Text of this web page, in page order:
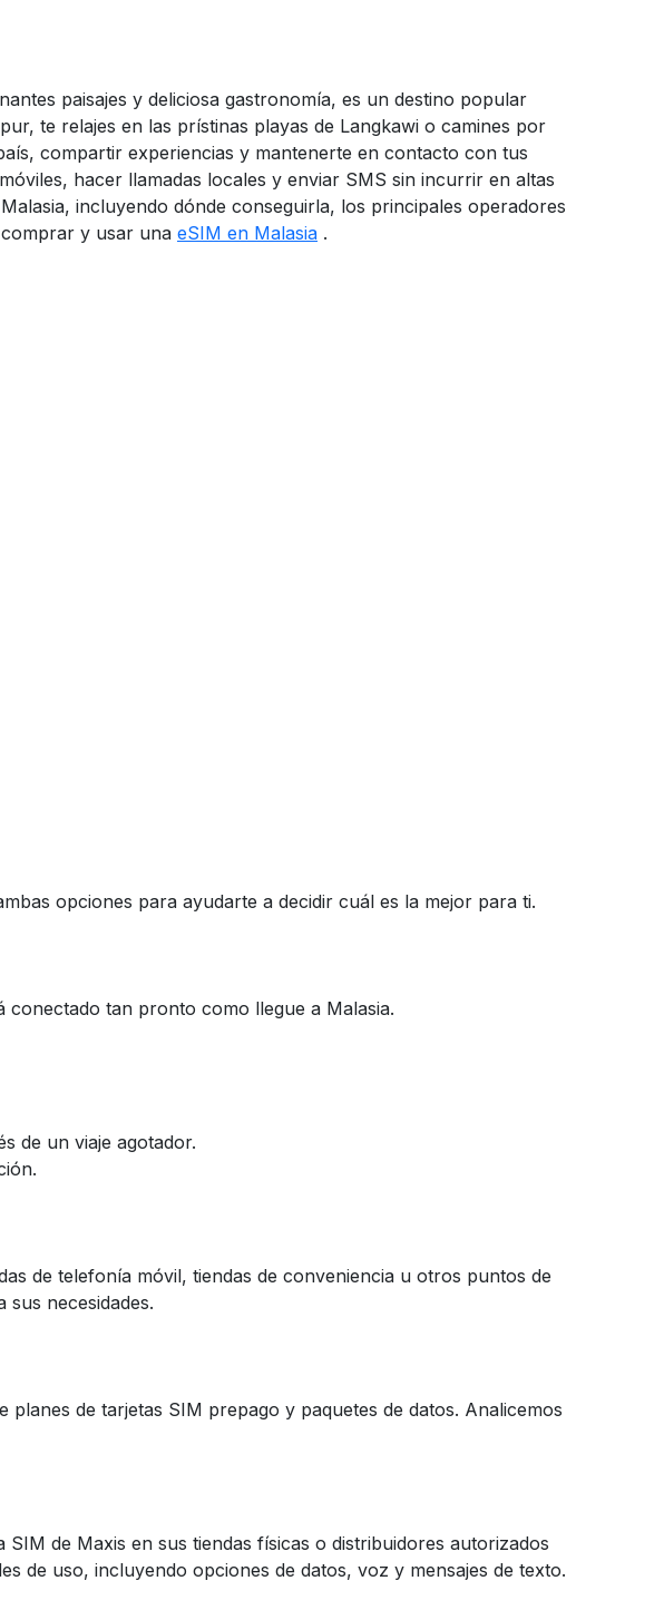
paisajes y deliciosa gastronomía, es un destino popular
te relajes en las prístinas playas de Langkawi o camines por
compartir experiencias y mantenerte en contacto con tus
hacer llamadas locales y enviar SMS sin incurrir en altas
incluyendo dónde conseguirla, los principales operadores
y usar una eSIM en Malasia .
opciones para ayudarte a decidir cuál es la mejor para ti.
tan pronto como llegue a Malasia.
de un viaje agotador.
de telefonía móvil, tiendas de conveniencia u otros puntos de
necesidades.
de tarjetas SIM prepago y paquetes de datos. Analicemos
de Maxis en sus tiendas físicas o distribuidores autorizados
de uso, incluyendo opciones de datos, voz y mensajes de texto.